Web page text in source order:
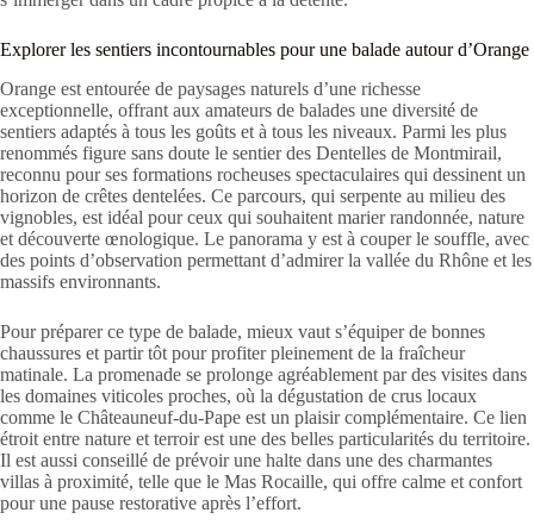
Explorer les sentiers incontournables pour une balade autour d’Orange
Orange est entourée de paysages naturels d’une richesse
exceptionnelle, offrant aux amateurs de balades une diversité de
sentiers adaptés à tous les goûts et à tous les niveaux. Parmi les plus
renommés figure sans doute le sentier des Dentelles de Montmirail,
reconnu pour ses formations rocheuses spectaculaires qui dessinent un
horizon de crêtes dentelées. Ce parcours, qui serpente au milieu des
vignobles, est idéal pour ceux qui souhaitent marier randonnée, nature
et découverte œnologique. Le panorama y est à couper le souffle, avec
des points d’observation permettant d’admirer la vallée du Rhône et les
massifs environnants.
Pour préparer ce type de balade, mieux vaut s’équiper de bonnes
chaussures et partir tôt pour profiter pleinement de la fraîcheur
matinale. La promenade se prolonge agréablement par des visites dans
les domaines viticoles proches, où la dégustation de crus locaux
comme le Châteauneuf-du-Pape est un plaisir complémentaire. Ce lien
étroit entre nature et terroir est une des belles particularités du territoire.
Il est aussi conseillé de prévoir une halte dans une des charmantes
villas à proximité, telle que le Mas Rocaille, qui offre calme et confort
pour une pause restorative après l’effort.